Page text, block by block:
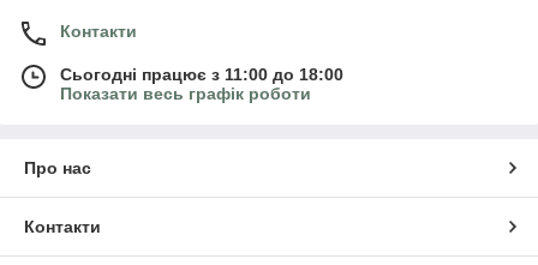
Контакти
Сьогодні працює з 11:00 до 18:00
Показати весь графік роботи
Про нас
Контакти